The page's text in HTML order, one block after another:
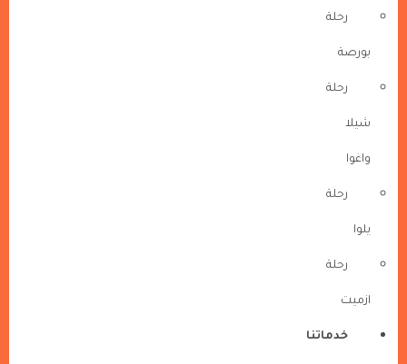
رحلة
بورصة
رحلة
شيلا
واغوا
رحلة
يلوا
رحلة
ازميت
خدماتنا